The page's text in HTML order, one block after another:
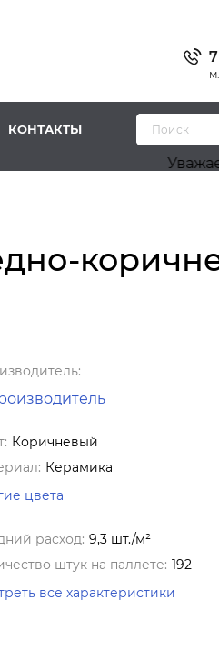
КОНТАКТЫ
Уважаемые
Коричневый
Керамика
цвета
расход: 9,3 шт./м²
штук на паллете: 192
все характеристики